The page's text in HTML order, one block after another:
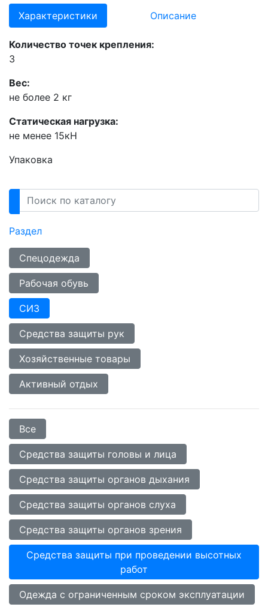
Характеристики Описание
Количество точек крепления:
3
Вес:
не более 2 кг
Статическая нагрузка:
не менее 15кН
Упаковка
Раздел
Спецодежда
Рабочая обувь
СИЗ
Средства защиты рук
Хозяйственные товары
Активный отдых
Все
Средства защиты головы и лица
Средства защиты органов дыхания
Средства защиты органов слуха
Средства защиты органов зрения
Средства защиты при проведении высотных
работ
Одежда с ограниченным сроком эксплуатации